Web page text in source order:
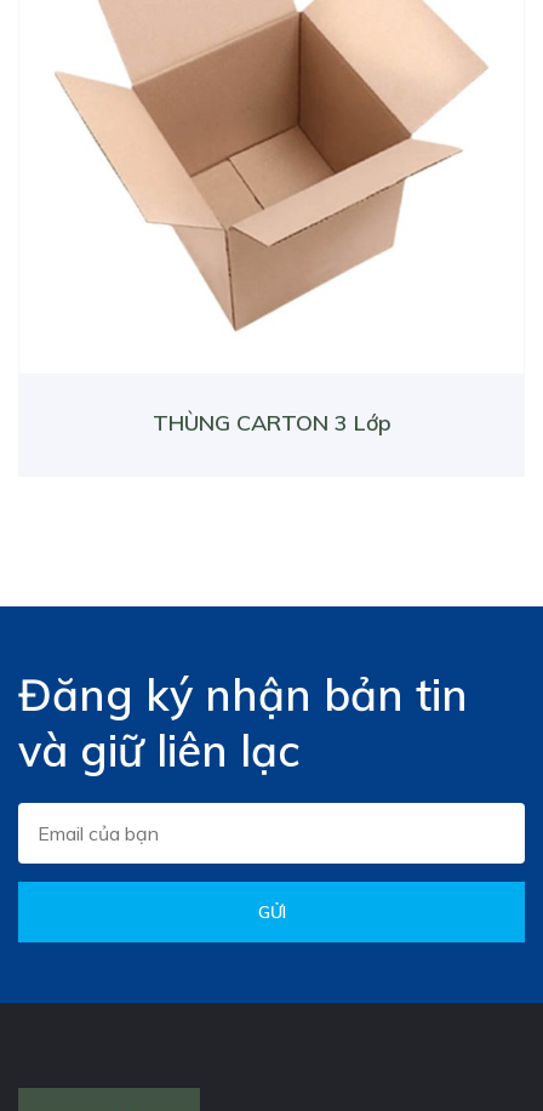
THÙNG CARTON 3 Lớp
Đăng ký nhận bản tin
và giữ liên lạc
GỬI